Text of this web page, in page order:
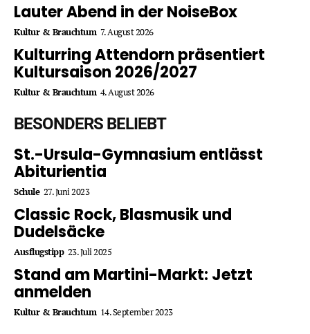
Lauter Abend in der NoiseBox
Kultur & Brauchtum 7. August 2026
Kulturring Attendorn präsentiert
Kultursaison 2026/2027
Kultur & Brauchtum 4. August 2026
BESONDERS BELIEBT
St.-Ursula-Gymnasium entlässt
Abiturientia
Schule 27. Juni 2023
Classic Rock, Blasmusik und
Dudelsäcke
Ausflugstipp 23. Juli 2025
Stand am Martini-Markt: Jetzt
anmelden
Kultur & Brauchtum 14. September 2023